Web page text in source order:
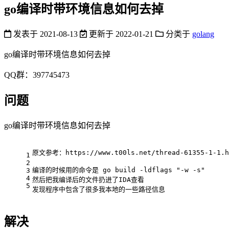
go编译时带环境信息如何去掉
发表于 2021-08-13 更新于 2022-01-21 分类于 golang
go编译时带环境信息如何去掉
QQ群：397745473
问题
go编译时带环境信息如何去掉
1
2
3
4
5
原文参考：https://www.t00ls.net/thread-61355-1-
编译的时候用的命令是 go build -ldflags "-w -s"
然后把我编译后的文件扔进了IDA查看
发现程序中包含了很多我本地的一些路径信息
解决